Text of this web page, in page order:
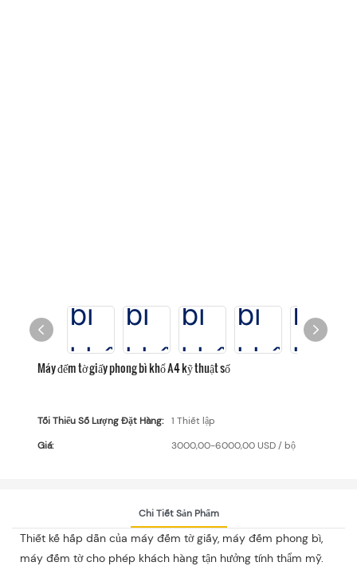
Máy đếm tờ giấy phong bì khổ A4 kỹ thuật số
Tối Thiểu Số Lượng Đặt Hàng:
1 Thiết lập
Giá:
3000,00-6000,00 USD / bộ
Chi Tiết Sản Phẩm
Thiết kế hấp dẫn của máy đếm tờ giấy, máy đếm phong bì,
máy đếm tờ cho phép khách hàng tận hưởng tính thẩm mỹ.